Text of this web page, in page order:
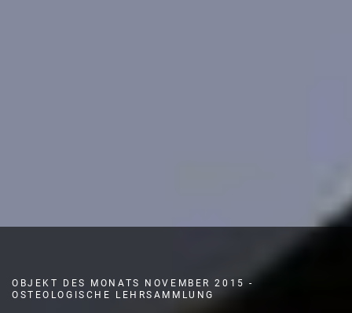
OBJEKT DES MONATS NOVEMBER 2015 -
OSTEOLOGISCHE LEHRSAMMLUNG